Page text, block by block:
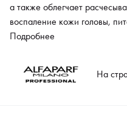
а также облегчает
воспаление кожи головы,
выпадению локонов.
воздействия внешней
ламинирующим эффектом и
Подробнее
На